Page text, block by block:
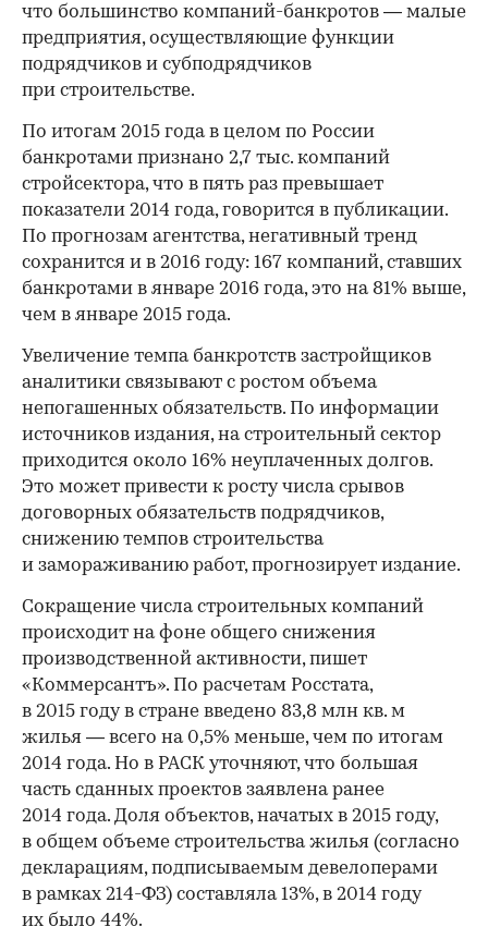
что большинство компаний-банкротов — малые
предприятия, осуществляющие функции
подрядчиков и субподрядчиков
при строительстве.
По итогам 2015 года в целом по России
банкротами признано 2,7 тыс. компаний
стройсектора, что в пять раз превышает
показатели 2014 года, говорится в публикации.
По прогнозам агентства, негативный тренд
сохранится и в 2016 году: 167 компаний, ставших
банкротами в январе 2016 года, это на 81% выше,
чем в январе 2015 года.
Увеличение темпа банкротств застройщиков
аналитики связывают с ростом объема
непогашенных обязательств. По информации
источников издания, на строительный сектор
приходится около 16% неуплаченных долгов.
Это может привести к росту числа срывов
договорных обязательств подрядчиков,
снижению темпов строительства
и замораживанию работ, прогнозирует издание.
Сокращение числа строительных компаний
происходит на фоне общего снижения
производственной активности, пишет
«Коммерсантъ». По расчетам Росстата,
в 2015 году в стране введено 83,8 млн кв. м
жилья — всего на 0,5% меньше, чем по итогам
2014 года. Но в РАСК уточняют, что большая
часть сданных проектов заявлена ранее
2014 года. Доля объектов, начатых в 2015 году,
в общем объеме строительства жилья (согласно
декларациям, подписываемым девелоперами
в рамках 214-ФЗ) составляла 13%, в 2014 году
их было 44%.